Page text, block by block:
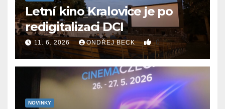
Letní kino Kralovice je po
redigitalizaci DCI
11. 6. 2026 ONDŘEJ BECK 0
NOVINKY